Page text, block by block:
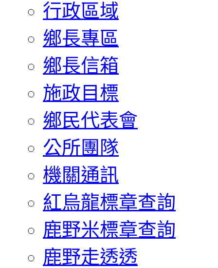
行政區域
鄉長專區
鄉長信箱
施政目標
鄉民代表會
公所團隊
機關通訊
紅烏龍標章查詢
鹿野米標章查詢
鹿野走透透